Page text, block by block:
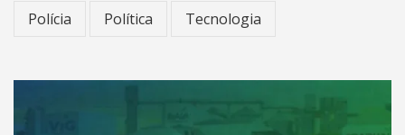
Polícia Política Tecnologia